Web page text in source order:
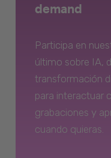
demand
Participa en
último sobre IA,
transformación
para interactuar
grabaciones y
cuando quieras.